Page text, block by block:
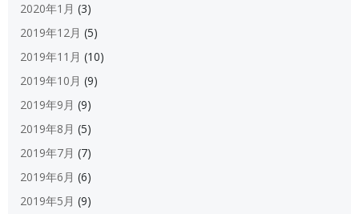
2020年1月 (3)
2019年12月 (5)
2019年11月 (10)
2019年10月 (9)
2019年9月 (9)
2019年8月 (5)
2019年7月 (7)
2019年6月 (6)
2019年5月 (9)